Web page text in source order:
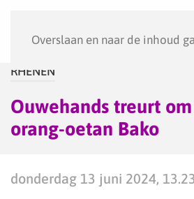
Overslaan en naar de inhoud
RHENEN
Ouwehands treurt
orang-oetan Bako
donderdag 13 juni 2024, 13.23